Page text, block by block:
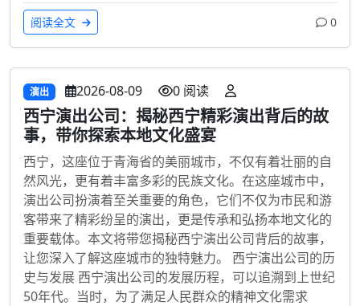
阅读全文 0
演出 2026-08-09 0 阅读
西宁演出公司：揭秘西宁精彩演出背后的故
事，带你探索本地文化盛宴
西宁，这座位于青海省的美丽城市，不仅有着壮丽的自
然风光，更有着丰富多彩的民族文化。在这座城市中，
演出公司扮演着至关重要的角色，它们不仅为市民和游
客带来了精彩纷呈的演出，更是传承和弘扬本地文化的
重要载体。本文将带您揭秘西宁演出公司背后的故事，
让您深入了解这座城市的独特魅力。 西宁演出公司的历
史与发展 西宁演出公司的发展历程，可以追溯到上世纪
50年代。当时，为了满足人民群众的精神文化需求